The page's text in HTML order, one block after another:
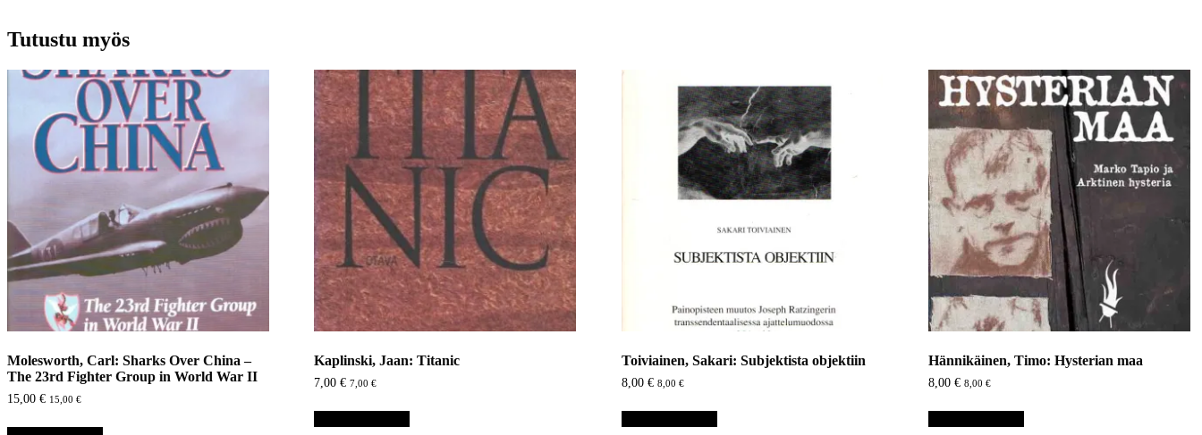
Tutustu myös
Molesworth, Carl: Sharks Over China –
The 23rd Fighter Group in World War II
15,00 € 15,00 €
Kaplinski, Jaan: Titanic
7,00€ 7,00€
Toiviainen, Sakari: Subjektista objektiin
8,00 € 8,00 €
Hännikäinen, Timo: Hysterian maa
8,00 € 8,00 €